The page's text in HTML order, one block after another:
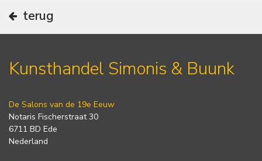
terug
Kunsthandel Simonis & Buunk
De Salons van de 19e Eeuw
Notaris Fischerstraat 30
6711 BD Ede
Nederland